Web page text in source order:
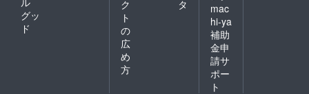
グッ
ド
ク
ト
の
広
め
方
タ
mac
hi-ya
補助
金申
請サ
ポー
ト